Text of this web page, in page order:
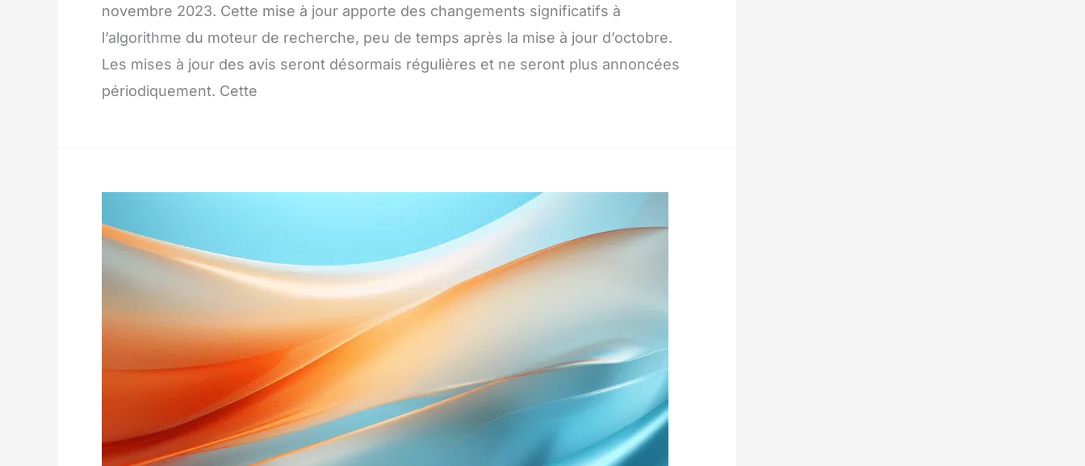
novembre 2023. Cette mise à jour apporte des changements significatifs à
l’algorithme du moteur de recherche, peu de temps après la mise à jour d’octobre.
Les mises à jour des avis seront désormais régulières et ne seront plus annoncées
périodiquement. Cette